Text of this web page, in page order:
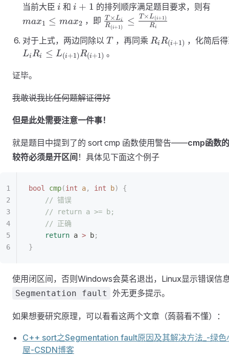
当前大臣 i
i 和 i+1
i + 1 的排列顺序满足题目要求，则有
max1 ≤ max2 ，即 \frac{T
\times L_i}
{R_{(i+1)}}
\leq \frac{T
R(i+1)
T ×Li ≤ Ri
T×L(i+1)
对于上式，两边同除以 T
T ，再同乘 R_i
RiR(i+1) ，化简后
LiRi ≤ L(i+1)R(i+1) 。
证毕。
我敢说我比任何题解证得好
但是此处需要注意一件事！
就是题目中提到了的 sort cmp 函数使用警告——cmp函数
较符必须是开区间 ！具体见下面这个例子
bool cmp(int a, int b)
{
	// 错误
	// return a >= b;
	// 正确
	return
a > b;
}
使用闭区间，否则Windows会莫名退出，Linux显示错误信
Segmentation fault 外无更多提示。
如果想要研究原理，可以看看这两个文章（蒟蒻看不懂）：
C++ sort之Segmentation fault原因及其解决方法_-绿色
屋-CSDN博客